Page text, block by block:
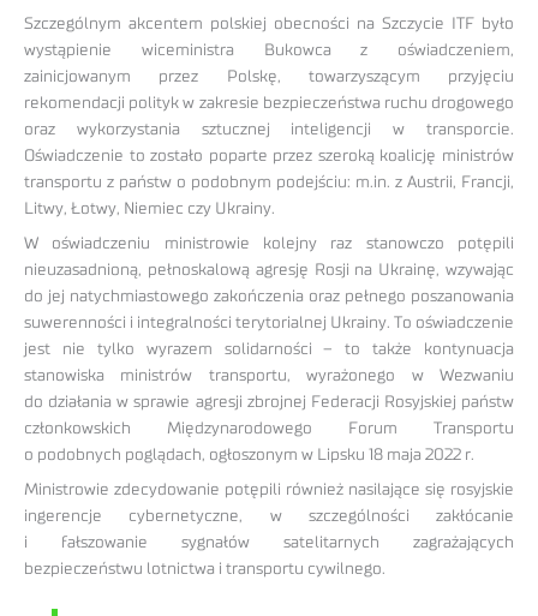
Szczególnym akcentem polskiej obecności na Szczycie ITF było
wystąpienie wiceministra Bukowca z oświadczeniem,
zainicjowanym przez Polskę, towarzyszącym przyjęciu
rekomendacji polityk w zakresie bezpieczeństwa ruchu drogowego
oraz wykorzystania sztucznej inteligencji w transporcie.
Oświadczenie to zostało poparte przez szeroką koalicję ministrów
transportu z państw o podobnym podejściu: m.in. z Austrii, Francji,
Litwy, Łotwy, Niemiec czy Ukrainy.
W oświadczeniu ministrowie kolejny raz stanowczo potępili
nieuzasadnioną, pełnoskalową agresję Rosji na Ukrainę, wzywając
do jej natychmiastowego zakończenia oraz pełnego poszanowania
suwerenności i integralności terytorialnej Ukrainy. To oświadczenie
jest nie tylko wyrazem solidarności – to także kontynuacja
stanowiska ministrów transportu, wyrażonego w Wezwaniu
do działania w sprawie agresji zbrojnej Federacji Rosyjskiej państw
członkowskich Międzynarodowego Forum Transportu
o podobnych poglądach, ogłoszonym w Lipsku 18 maja 2022 r.
Ministrowie zdecydowanie potępili również nasilające się rosyjskie
ingerencje cybernetyczne, w szczególności zakłócanie
i fałszowanie sygnałów satelitarnych zagrażających
bezpieczeństwu lotnictwa i transportu cywilnego.